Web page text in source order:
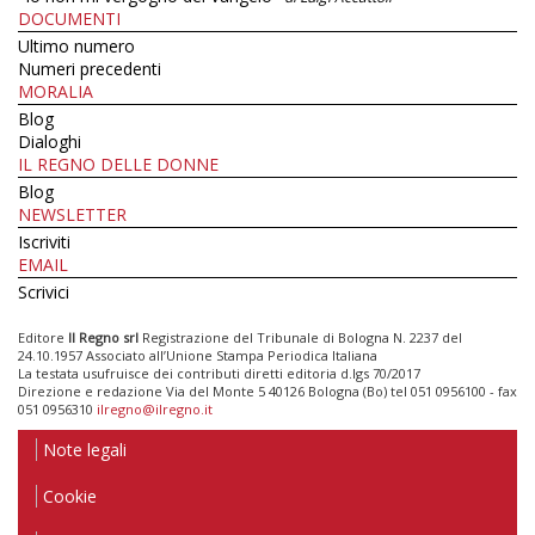
DOCUMENTI
Ultimo numero
Numeri precedenti
MORALIA
Blog
Dialoghi
IL REGNO DELLE DONNE
Blog
NEWSLETTER
Iscriviti
EMAIL
Scrivici
Editore Il Regno srl Registrazione del Tribunale di Bologna N. 2237 del
24.10.1957 Associato all’Unione Stampa Periodica Italiana
La testata usufruisce dei contributi diretti editoria d.lgs 70/2017
Direzione e redazione Via del Monte 5 40126 Bologna (Bo) tel 051 0956100 - fax
051 0956310 ilregno@ilregno.it
Note legali
Cookie